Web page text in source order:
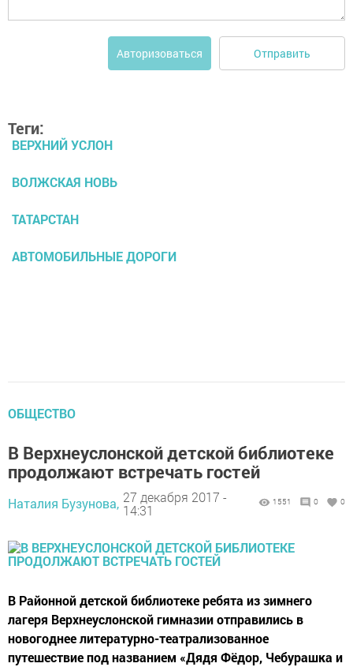
Авторизоваться Отправить
Теги:
ВЕРХНИЙ УСЛОН
ВОЛЖСКАЯ НОВЬ
ТАТАРСТАН
АВТОМОБИЛЬНЫЕ ДОРОГИ
ОБЩЕСТВО
В Верхнеуслонской детской библиотеке
продолжают встречать гостей
Наталия Бузунова, 27 декабря 2017 -
14:31
1551 0 0
В Районной детской библиотеке ребята из зимнего
лагеря Верхнеуслонской гимназии отправились в
новогоднее литературно-театрализованное
путешествие под названием «Дядя Фёдор, Чебурашка и